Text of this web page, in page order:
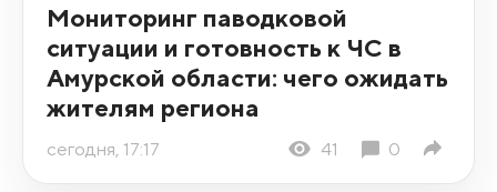
Мониторинг паводковой
ситуации и готовность к ЧС в
Амурской области: чего ожидать
жителям региона
сегодня, 17:17 41 0